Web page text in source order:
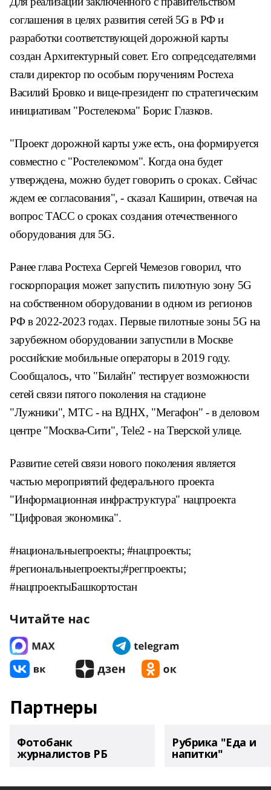
соглашения в целях развития сетей 5G в РФ и
разработки соответствующей дорожной карты
создан Архитектурный совет. Его сопредседателями
стали директор по особым поручениям Ростеха
Василий Бровко и вице-президент по стратегическим
инициативам "Ростелекома" Борис Глазков.
"Проект дорожной карты уже есть, она формируется
совместно с "Ростелекомом". Когда она будет
утверждена, можно будет говорить о сроках. Сейчас
ждем ее согласования", - сказал Каширин, отвечая на
вопрос ТАСС о сроках создания отечественного
оборудования для 5G.
Ранее глава Ростеха Сергей Чемезов говорил, что
госкорпорация может запустить пилотную зону 5G
на собственном оборудовании в одном из регионов
РФ в 2022-2023 годах. Первые пилотные зоны 5G на
зарубежном оборудовании запустили в Москве
российские мобильные операторы в 2019 году.
Сообщалось, что "Билайн" тестирует возможности
сетей связи пятого поколения на стадионе
"Лужники", МТС - на ВДНХ, "Мегафон" - в деловом
центре "Москва-Сити", Tele2 - на Тверской улице.
Развитие сетей связи нового поколения является
частью мероприятий федерального проекта
"Информационная инфраструктура" нацпроекта
"Цифровая экономика".
#национальныепроекты; #нацпроекты;
#региональныепроекты;#регпроекты;
#нацпроектыБашкортостан
Читайте нас
Партнеры
Фотобанк
журналистов РБ
Рубрика "Еда и
напитки"